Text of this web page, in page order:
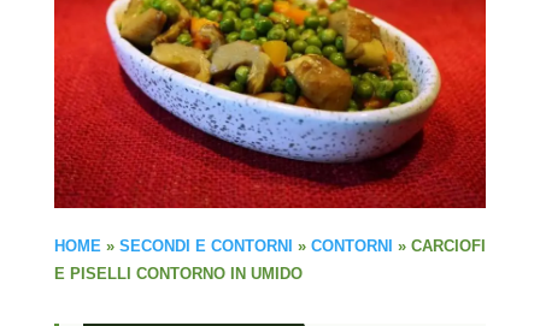
HOME » SECONDI E CONTORNI » CONTORNI » CARCIOFI
E PISELLI CONTORNO IN UMIDO